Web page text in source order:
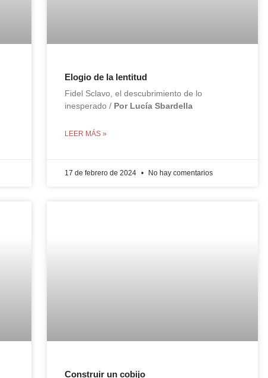
Elogio de la lentitud
Fidel Sclavo, el descubrimiento de lo
inesperado / Por Lucía Sbardella
LEER MÁS »
17 de febrero de 2024 No hay comentarios
Construir un cobijo